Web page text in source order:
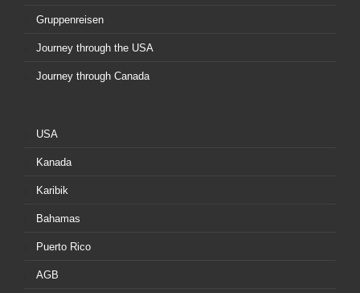
Gruppenreisen
Journey through the USA
Journey through Canada
USA
Kanada
Karibik
Bahamas
Puerto Rico
AGB